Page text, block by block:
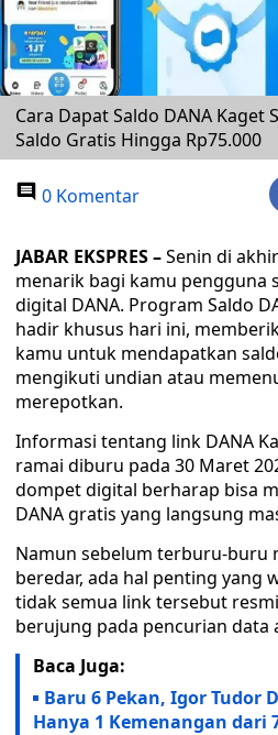
Cara Dapat Saldo DANA Kaget
Saldo Gratis Hingga Rp75.000
0 Komentar
JABAR EKSPRES –Senin di
menarik bagi kamu pengguna
digital DANA. Program Saldo
hadir khusus hari ini,
kamu untuk mendapatkan
mengikuti undian atau
merepotkan.
Informasi tentang link DANA
ramai diburu pada 30 Maret
dompet digital berharap bisa
DANA gratis yang langsung
Namun sebelum terburu-buru
beredar, ada hal penting yang
tidak semua link tersebut
berujung pada pencurian data
Baca Juga:
Baru 6 Pekan, Igor Tudor
Hanya 1 Kemenangan dari